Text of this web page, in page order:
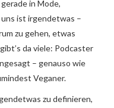
in Mode,
ist irgendetwas –
zu gehen, etwas
da viele: Podcaster
– genauso wie
Veganer.
zu definieren,